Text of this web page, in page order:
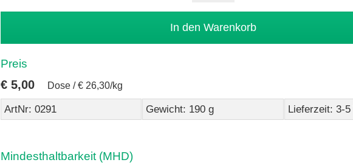
Preis
€ 5,00 Dose /€ 26,30/kg
ArtNr: 0291 Gewicht: 190 g Lieferzeit: 3-
Mindesthaltbarkeit (MHD)